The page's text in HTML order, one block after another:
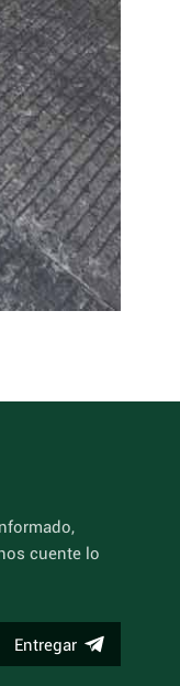
cuente lo
Entregar